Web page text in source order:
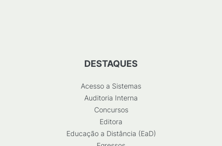
DESTAQUES
Acesso a Sistemas
Auditoria Interna
Concursos
Editora
Educação a Distância (EaD)